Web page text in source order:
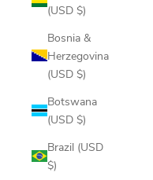
(USD $)
Bosnia &
Herzegovina
(USD $)
Botswana
(USD $)
Brazil (USD
$)